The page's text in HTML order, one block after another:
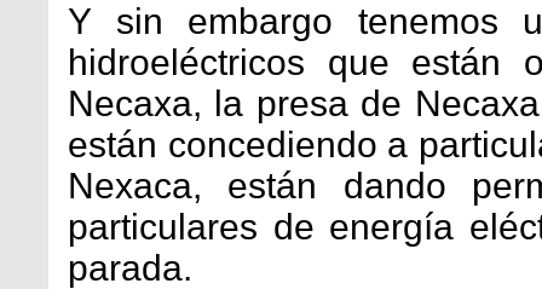
Y sin embargo tenemos
hidroeléctricos que están
Necaxa, la presa de
están concediendo a
Nexaca, están dando
particulares de energía
parada.